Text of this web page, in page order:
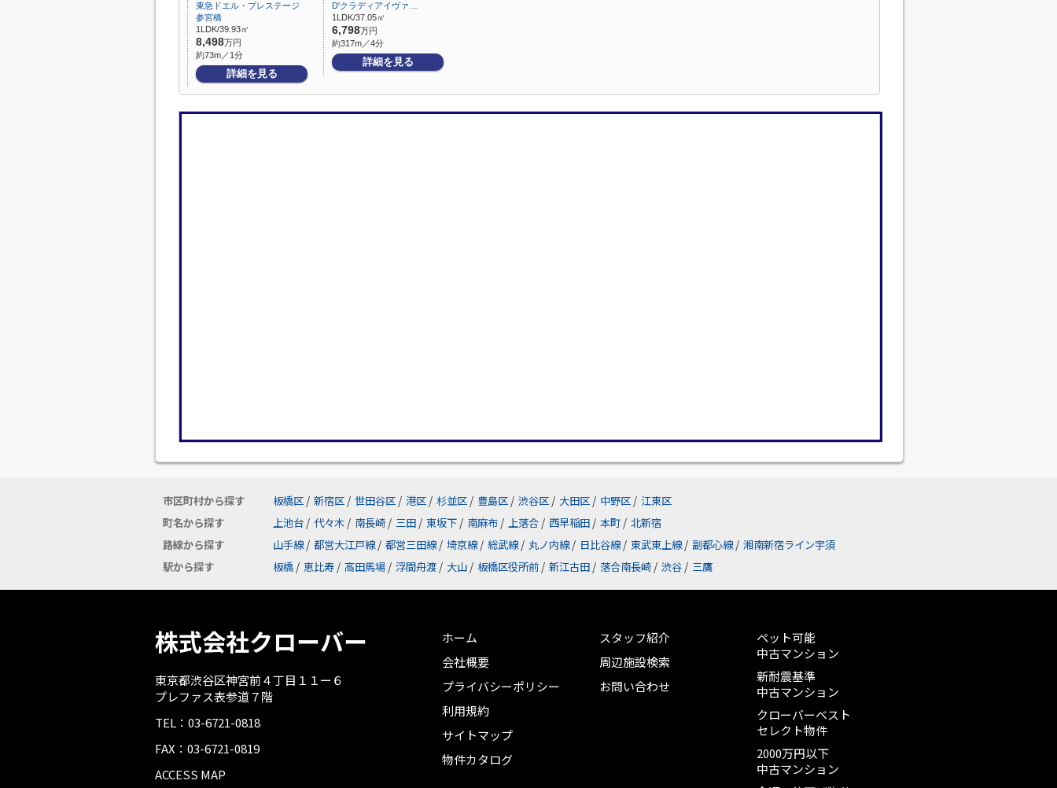
東急ドエル・プレステージ
参宮橋
1LDK/39.93㎡
8,498万円
約73m／1分
詳細を見る
D'クラディアイヴァ…
1LDK/37.05㎡
6,798万円
約317m／4分
詳細を見る
市区町村から探す 板橋区 / 新宿区 / 世田谷区 / 港区 / 杉並区 / 豊島区 / 渋谷区 / 大田区 / 中野区 / 江東区
町名から探す
上池台 / 代々木 / 南長崎 / 三田 / 東坂下 / 南麻布 / 上落合 / 西早稲田 / 本町 / 北新宿
路線から探す
山手線 / 都営大江戸線 / 都営三田線 / 埼京線 / 総武線 / 丸ノ内線 / 日比谷線 / 東武東上線 / 副都心線 / 湘南新宿ライン宇須
駅から探す
板橋 / 恵比寿 / 高田馬場 / 浮間舟渡 / 大山 / 板橋区役所前 / 新江古田 / 落合南長崎 / 渋谷 / 三鷹
株式会社クローバー
東京都渋谷区神宮前４丁目１１ー６
プレファス表参道７階
TEL：03-6721-0818
FAX：03-6721-0819
ACCESS MAP
ホーム
会社概要
プライバシーポリシー
利用規約
サイトマップ
物件カタログ
スタッフ紹介
周辺施設検索
お問い合わせ
ペット可能
中古マンション
新耐震基準
中古マンション
クローバーベスト
セレクト物件
2000万円以下
中古マンション